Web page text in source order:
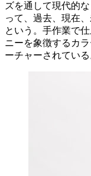
ズを通して現代的
って、過去、現在
という。手作業で
ニーを象徴するカ
ーチャーされている